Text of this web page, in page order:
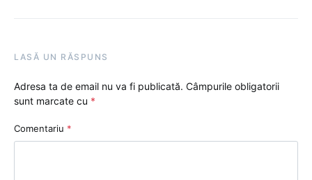
LASĂ UN RĂSPUNS
Adresa ta de email nu va fi publicată. Câmpurile obligatorii
sunt marcate cu *
Comentariu *